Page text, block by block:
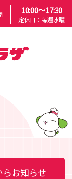
10:00～17:30
定休日：毎週水曜
お知らせ